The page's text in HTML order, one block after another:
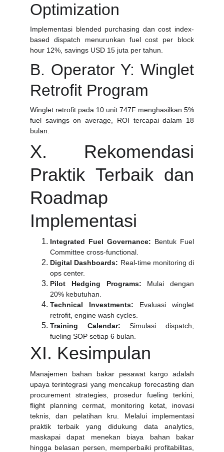
Optimization
Implementasi blended purchasing dan cost index-
based dispatch menurunkan fuel cost per block
hour 12%, savings USD 15 juta per tahun.
B. Operator Y: Winglet
Retrofit Program
Winglet retrofit pada 10 unit 747F menghasilkan 5%
fuel savings on average, ROI tercapai dalam 18
bulan.
X. Rekomendasi
Praktik Terbaik dan
Roadmap
Implementasi
Integrated Fuel Governance: Bentuk Fuel
Committee cross-functional.
Digital Dashboards: Real-time monitoring di
ops center.
Pilot Hedging Programs: Mulai dengan
20% kebutuhan.
Technical Investments: Evaluasi winglet
retrofit, engine wash cycles.
Training Calendar: Simulasi dispatch,
fueling SOP setiap 6 bulan.
XI. Kesimpulan
Manajemen bahan bakar pesawat kargo adalah
upaya terintegrasi yang mencakup forecasting dan
procurement strategies, prosedur fueling terkini,
flight planning cermat, monitoring ketat, inovasi
teknis, dan pelatihan kru. Melalui implementasi
praktik terbaik yang didukung data analytics,
maskapai dapat menekan biaya bahan bakar
hingga belasan persen, memperbaiki profitabilitas,